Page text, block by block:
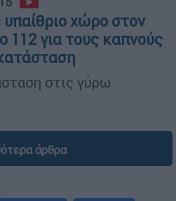
χώρο στον
112 για τους καπνούς
στις γύρω
άρθρα